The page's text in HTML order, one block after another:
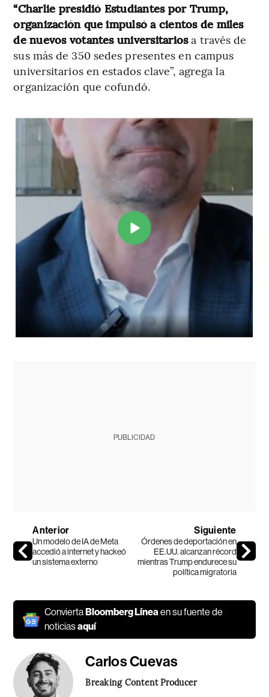
“Charlie presidió Estudiantes por Trump,
organización que impulsó a cientos de miles
de nuevos votantes universitariosa través de
sus más de 350 sedes presentes en campus
universitarios en estados clave”, agrega la
organización que cofundó.
PUBLICIDAD
Anterior
Un modelo de IA de Meta
accedió a internet y hackeó
un sistema externo
Siguiente
Órdenes de deportación en
EE.UU. alcanzan récord
mientras Trump endurece su
política migratoria
Convierta Bloomberg Líneaen su fuente de
noticiasaquí
Carlos Cuevas
Breaking Content Producer